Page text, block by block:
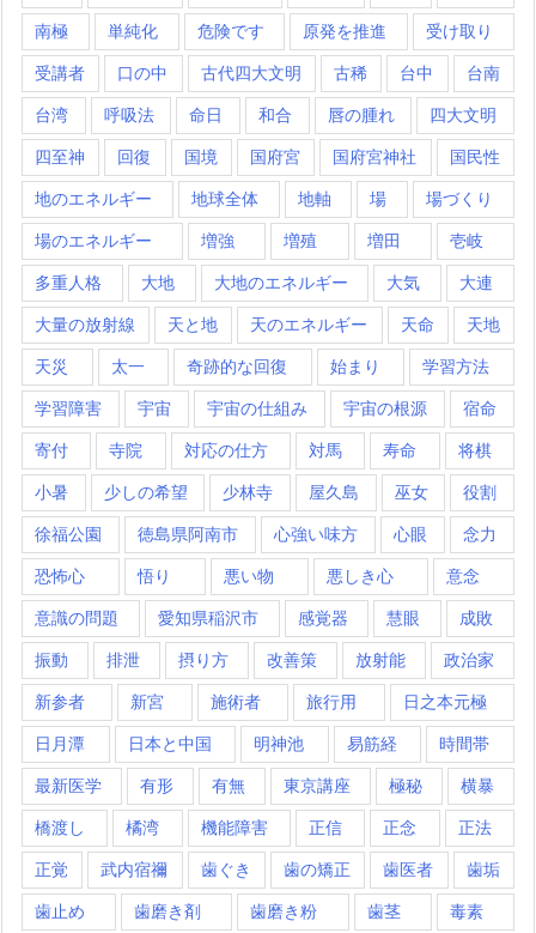
南極 単純化 危険です 原発を推進 受け取り
受講者 口の中 古代四大文明 古稀 台中 台南
台湾 呼吸法 命日 和合 唇の腫れ 四大文明
四至神 回復 国境 国府宮 国府宮神社 国民性
地のエネルギー 地球全体 地軸 場 場づくり
場のエネルギー 増強 増殖 増田 壱岐
多重人格 大地 大地のエネルギー 大気 大連
大量の放射線 天と地 天のエネルギー 天命 天地
天災 太一 奇跡的な回復 始まり 学習方法
学習障害 宇宙 宇宙の仕組み 宇宙の根源 宿命
寄付 寺院 対応の仕方 対馬 寿命 将棋
小暑 少しの希望 少林寺 屋久島 巫女 役割
徐福公園 徳島県阿南市 心強い味方 心眼 念力
恐怖心 悟り 悪い物 悪しき心 意念
意識の問題 愛知県稲沢市 感覚器 慧眼 成敗
振動 排泄 摂り方 改善策 放射能 政治家
新参者 新宮 施術者 旅行用 日之本元極
日月潭 日本と中国 明神池 易筋経 時間帯
最新医学 有形 有無 東京講座 極秘 横暴
橋渡し 橘湾 機能障害 正信 正念 正法
正覚 武内宿禰 歯ぐき 歯の矯正 歯医者 歯垢
歯止め 歯磨き剤 歯磨き粉 歯茎 毒素